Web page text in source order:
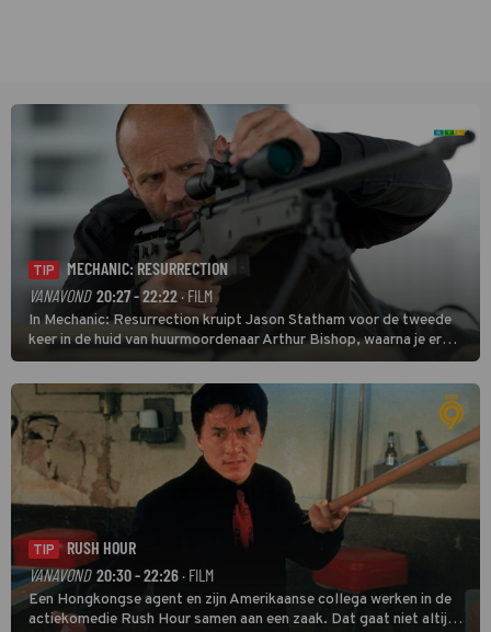
TIP
MECHANIC: RESURRECTION
VANAVOND 20:27 - 22:22· FILM
In Mechanic: Resurrection kruipt Jason Statham voor de tweede
keer in de huid van huurmoordenaar Arthur Bishop, waarna je er
donder op kunt zeggen dat er van Bishops geplande pensioen niet
veel terechtkomt.
TIP
RUSH HOUR
VANAVOND 20:30 - 22:26 · FILM
Een Hongkongse agent en zijn Amerikaanse collega werken in de
actiekomedie Rush Hour samen aan een zaak. Dat gaat niet altijd